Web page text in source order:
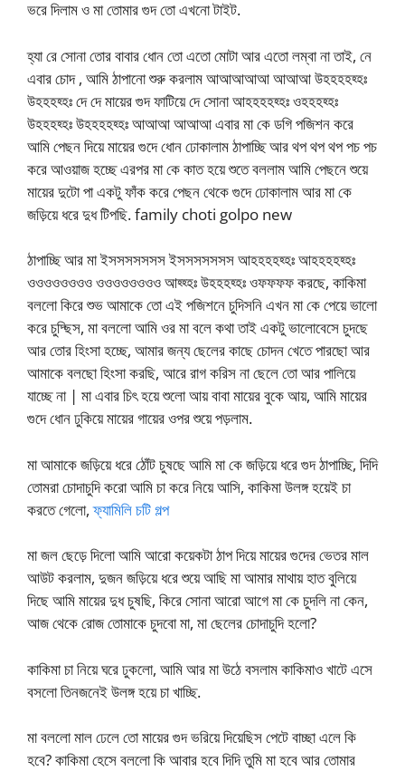
ভরে দিলাম ও মা তোমার গুদ তো এখনো টাইট.
হ্যা রে সোনা তোর বাবার ধোন তো এতো মোটা আর এতো লম্বা না তাই, নে
এবার চোদ , আমি ঠাপানো শুরু করলাম আআআআআ আআআ উহহহহহ্হঃ
উহহহহ্হঃ দে দে মায়ের গুদ ফাটিয়ে দে সোনা আহহহহহ্হঃ ওহহহহ্হঃ
উহহহহ্হঃ উহহহহহ্হঃ আআআ আআআ এবার মা কে ডগি পজিশন করে
আমি পেছন দিয়ে মায়ের গুদে ধোন ঢোকালাম ঠাপাচ্ছি আর থপ থপ থপ পচ পচ
করে আওয়াজ হচ্ছে এরপর মা কে কাত হয়ে শুতে বললাম আমি পেছনে শুয়ে
মায়ের দুটো পা একটু ফাঁক করে পেছন থেকে গুদে ঢোকালাম আর মা কে
জড়িয়ে ধরে দুধ টিপছি. family choti golpo new
ঠাপাচ্ছি আর মা ইসসসসসসস ইসসসসসসস আহহহহহ্হঃ আহহহহহ্হঃ
ওওওওওওওও ওওওওওওওও আহ্হ্হঃ উহহহহ্হঃ ওফফফফ করছে, কাকিমা
বললো কিরে শুভ আমাকে তো এই পজিশনে চুদিসনি এখন মা কে পেয়ে ভালো
করে চুদ্ছিস, মা বললো আমি ওর মা বলে কথা তাই একটু ভালোবেসে চুদছে
আর তোর হিংসা হচ্ছে, আমার জন্য ছেলের কাছে চোদন খেতে পারছো আর
আমাকে বলছো হিংসা করছি, আরে রাগ করিস না ছেলে তো আর পালিয়ে
যাচ্ছে না | মা এবার চিৎ হয়ে শুলো আয় বাবা মায়ের বুকে আয়, আমি মায়ের
গুদে ধোন ঢুকিয়ে মায়ের গায়ের ওপর শুয়ে পড়লাম.
মা আমাকে জড়িয়ে ধরে ঠোঁট চুষছে আমি মা কে জড়িয়ে ধরে গুদ ঠাপাচ্ছি, দিদি
তোমরা চোদাচুদি করো আমি চা করে নিয়ে আসি, কাকিমা উলঙ্গ হয়েই চা
করতে গেলো,ফ্যামিলি চটি গল্প
মা জল ছেড়ে দিলো আমি আরো কয়েকটা ঠাপ দিয়ে মায়ের গুদের ভেতর মাল
আউট করলাম, দুজন জড়িয়ে ধরে শুয়ে আছি মা আমার মাথায় হাত বুলিয়ে
দিছে আমি মায়ের দুধ চুষছি, কিরে সোনা আরো আগে মা কে চুদলি না কেন,
আজ থেকে রোজ তোমাকে চুদবো মা, মা ছেলের চোদাচুদি হলো?
কাকিমা চা নিয়ে ঘরে ঢুকলো, আমি আর মা উঠে বসলাম কাকিমাও খাটে এসে
বসলো তিনজনেই উলঙ্গ হয়ে চা খাচ্ছি.
মা বললো মাল ঢেলে তো মায়ের গুদ ভরিয়ে দিয়েছিস পেটে বাচ্ছা এলে কি
হবে? কাকিমা হেসে বললো কি আবার হবে দিদি তুমি মা হবে আর তোমার